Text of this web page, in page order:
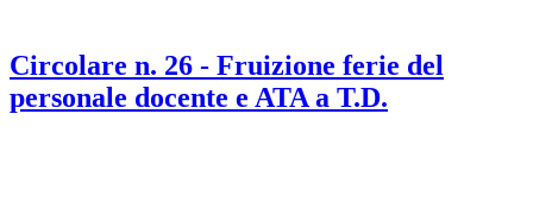
Circolare n. 26 - Fruizione ferie del
personale docente e ATA a T.D.